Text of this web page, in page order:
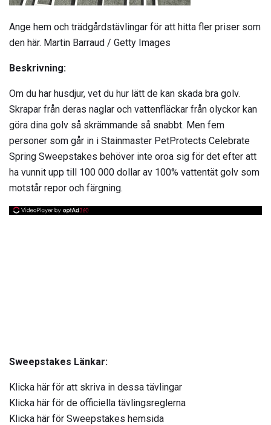
Ange hem och trädgårdstävlingar för att hitta fler priser som
den här. Martin Barraud / Getty Images
Beskrivning:
Om du har husdjur, vet du hur lätt de kan skada bra golv.
Skrapar från deras naglar och vattenfläckar från olyckor kan
göra dina golv så skrämmande så snabbt. Men fem
personer som går in i Stainmaster PetProtects Celebrate
Spring Sweepstakes behöver inte oroa sig för det efter att
ha vunnit upp till 100 000 dollar av 100% vattentät golv som
motstår repor och färgning.
Sweepstakes Länkar:
Klicka här för att skriva in dessa tävlingar
Klicka här för de officiella tävlingsreglerna
Klicka här för Sweepstakes hemsida